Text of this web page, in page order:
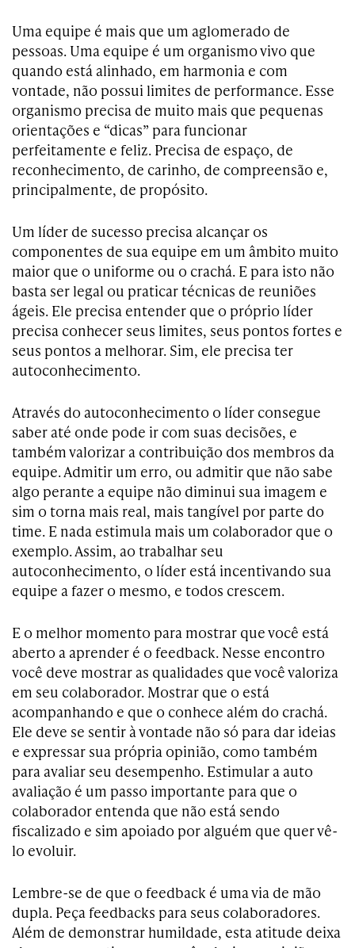
Uma equipe é mais que um aglomerado de
pessoas. Uma equipe é um organismo vivo que
quando está alinhado, em harmonia e com
vontade, não possui limites de performance. Esse
organismo precisa de muito mais que pequenas
orientações e “dicas” para funcionar
perfeitamente e feliz. Precisa de espaço, de
reconhecimento, de carinho, de compreensão e,
principalmente, de propósito.
Um líder de sucesso precisa alcançar os
componentes de sua equipe em um âmbito muito
maior que o uniforme ou o crachá. E para isto não
basta ser legal ou praticar técnicas de reuniões
ágeis. Ele precisa entender que o próprio líder
precisa conhecer seus limites, seus pontos fortes e
seus pontos a melhorar. Sim, ele precisa ter
autoconhecimento.
Através do autoconhecimento o líder consegue
saber até onde pode ir com suas decisões, e
também valorizar a contribuição dos membros da
equipe. Admitir um erro, ou admitir que não sabe
algo perante a equipe não diminui sua imagem e
sim o torna mais real, mais tangível por parte do
time. E nada estimula mais um colaborador que o
exemplo. Assim, ao trabalhar seu
autoconhecimento, o líder está incentivando sua
equipe a fazer o mesmo, e todos crescem.
E o melhor momento para mostrar que você está
aberto a aprender é o feedback. Nesse encontro
você deve mostrar as qualidades que você valoriza
em seu colaborador. Mostrar que o está
acompanhando e que o conhece além do crachá.
Ele deve se sentir à vontade não só para dar ideias
e expressar sua própria opinião, como também
para avaliar seu desempenho. Estimular a auto
avaliação é um passo importante para que o
colaborador entenda que não está sendo
fiscalizado e sim apoiado por alguém que quer vê-
lo evoluir.
Lembre-se de que o feedback é uma via de mão
dupla. Peça feedbacks para seus colaboradores.
Além de demonstrar humildade, esta atitude deixa